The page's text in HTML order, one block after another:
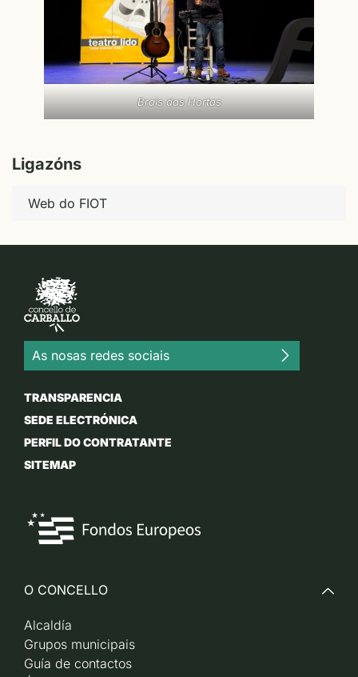
Brais das Hortas
Ligazóns
Web do FIOT
As nosas redes sociais
TRANSPARENCIA
SEDE ELECTRÓNICA
PERFIL DO CONTRATANTE
SITEMAP
O CONCELLO
Alcaldía
Grupos municipais
Guía de contactos